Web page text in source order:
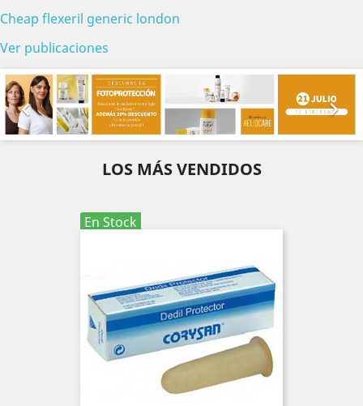
Cheap flexeril generic london
Ver publicaciones

Anterior

LOS MÁS VENDIDOS
En Stock